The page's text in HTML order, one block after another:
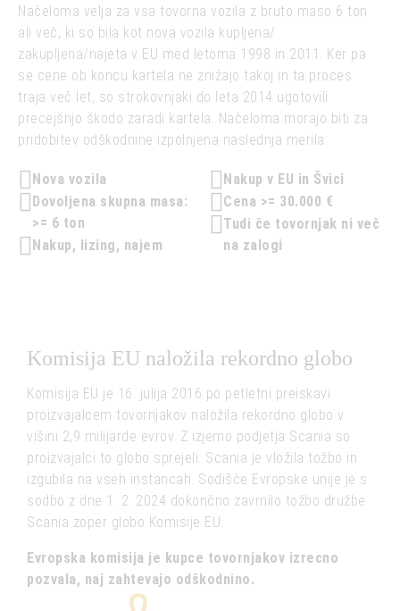
Načeloma velja za vsa tovorna vozila z bruto maso 6 ton
ali več, ki so bila kot nova vozila kupljena/
zakupljena/najeta v EU med letoma 1998 in 2011. Ker pa
se cene ob koncu kartela ne znižajo takoj in ta proces
traja več let, so strokovnjaki do leta 2014 ugotovili
precejšnjo škodo zaradi kartela. Načeloma morajo biti za
pridobitev odškodnine izpolnjena naslednja merila:
Nova vozila
Dovoljena skupna masa:
>= 6 ton
Nakup, lizing, najem
Nakup v EU in Švici
Cena >= 30.000 €
Tudi če tovornjak ni več
na zalogi
Komisija EU naložila rekordno globo
Komisija EU je 16. julija 2016 po petletni preiskavi
proizvajalcem tovornjakov naložila rekordno globo v
višini 2,9 milijarde evrov. Z izjemo podjetja Scania so
proizvajalci to globo sprejeli. Scania je vložila tožbo in
izgubila na vseh instancah. Sodišče Evropske unije je s
sodbo z dne 1. 2. 2024 dokončno zavrnilo tožbo družbe
Scania zoper globo Komisije EU.
Evropska komisija je kupce tovornjakov izrecno
pozvala, naj zahtevajo odškodnino.